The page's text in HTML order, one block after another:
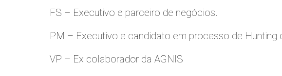
FS – Executivo e parceiro de negócios.
PM – Executivo e candidato em processo de Hunting
VP – Ex colaborador da AGNIS